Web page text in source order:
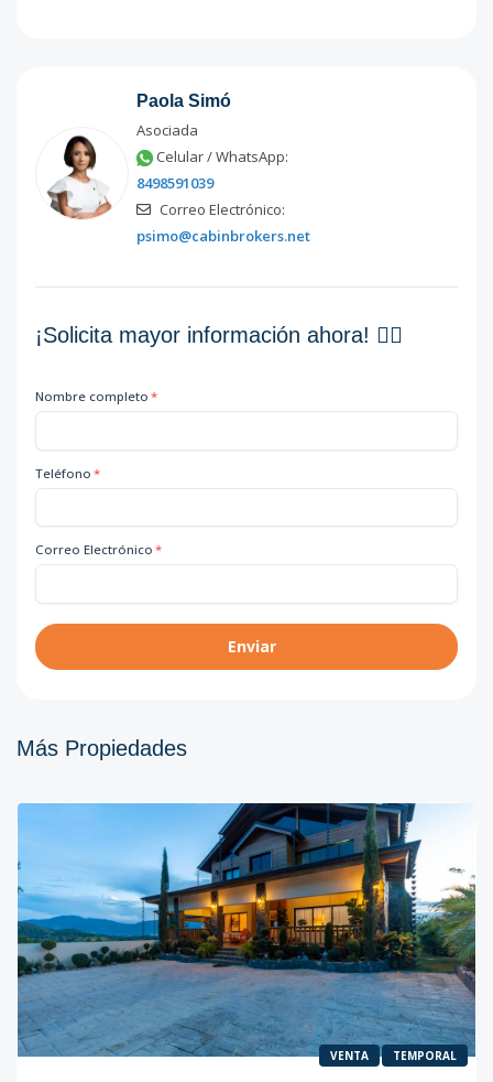
Paola Simó
Asociada
Celular / WhatsApp:
8498591039
Correo Electrónico:
psimo@cabinbrokers.net
¡Solicita mayor información ahora! 👇🏽
Nombre completo *
Teléfono *
Correo Electrónico *
Enviar
Más Propiedades
VENTA TEMPORAL